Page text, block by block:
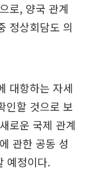
로, 양국 관계
정상회담도 의
대항하는 자세
인할 것으로 보
로운 국제 관계
관한 공동 성
예정이다.